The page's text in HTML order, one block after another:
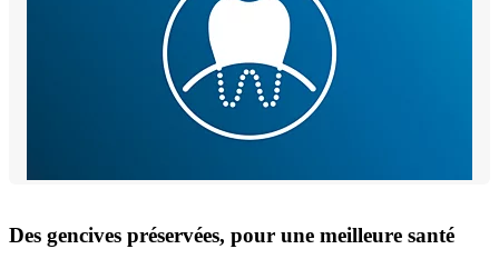
Des gencives préservées, pour une meilleure santé